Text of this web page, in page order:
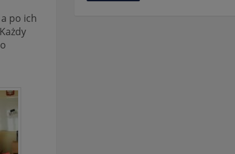
po ich